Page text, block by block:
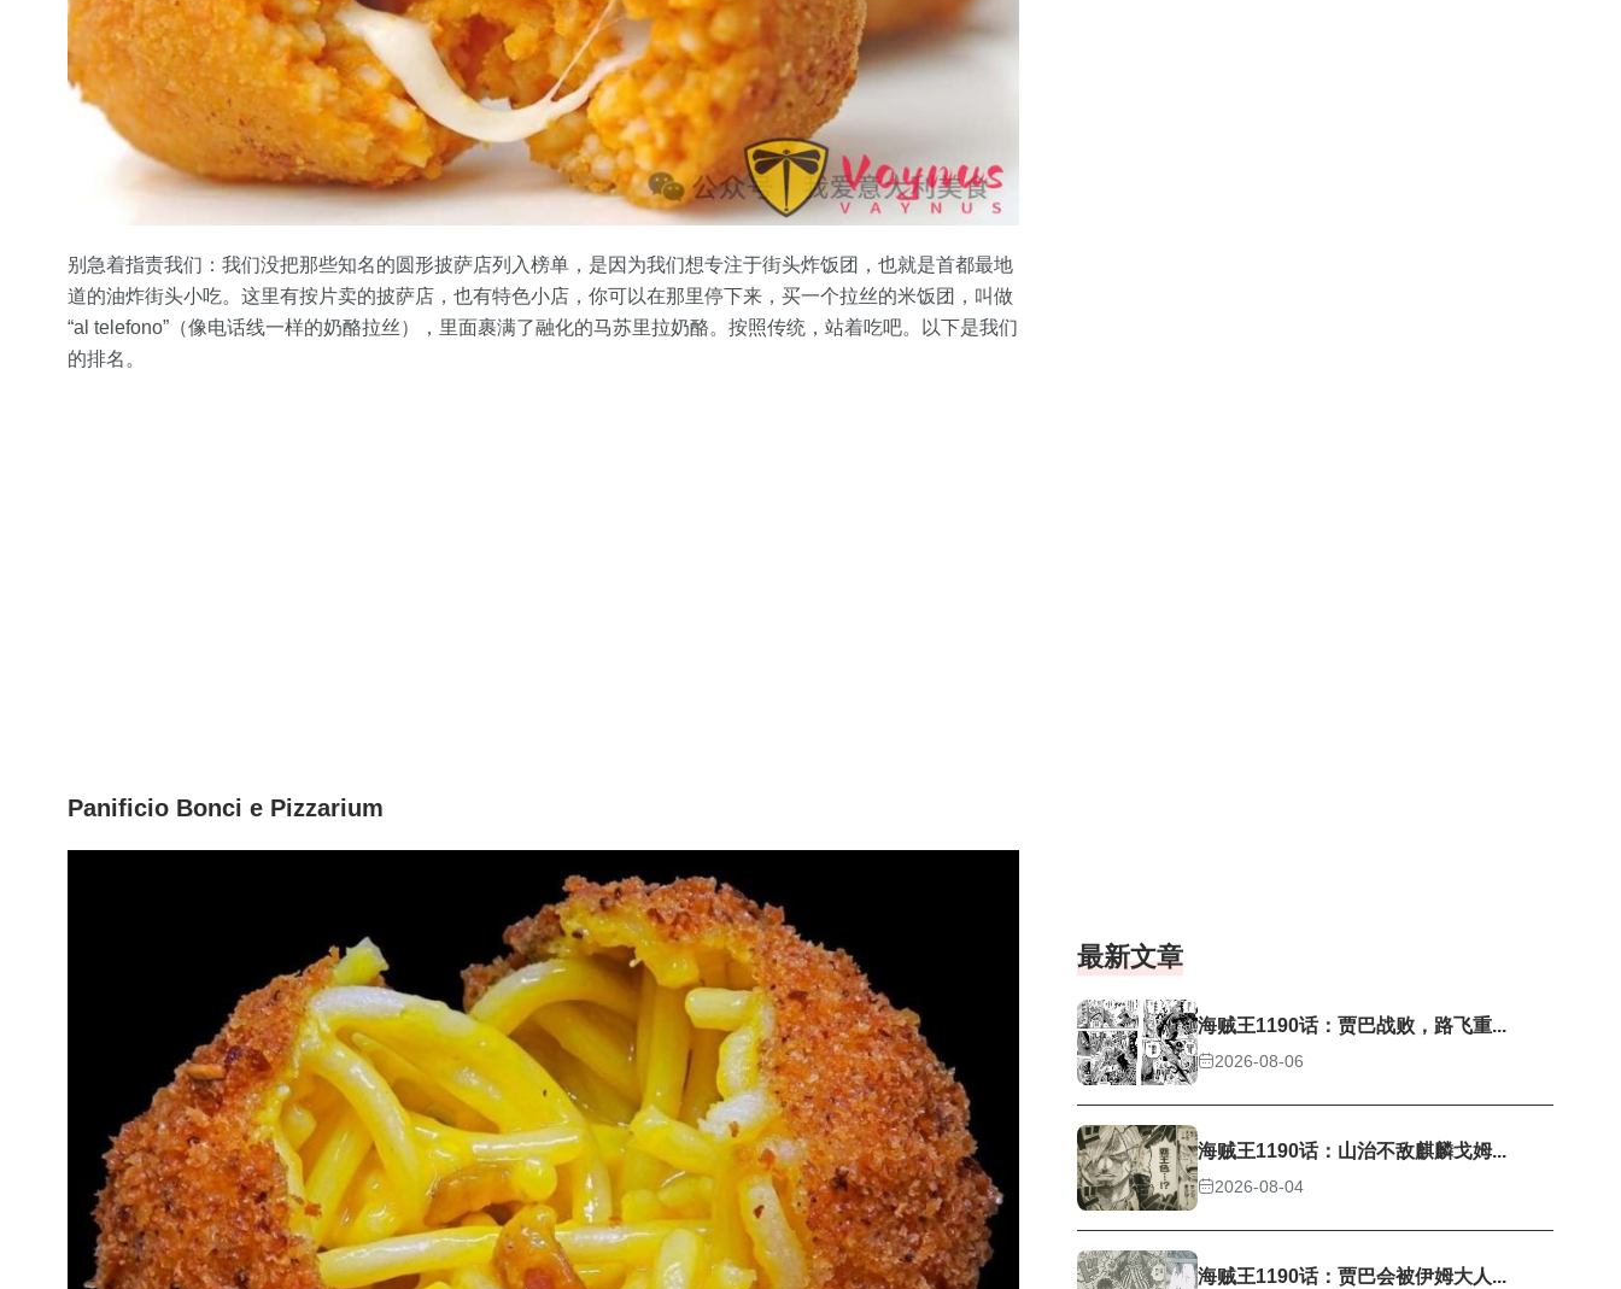
别急着指责我们：我们没把那些知名的圆形披萨店列入榜单，是因为我们想专注于街头炸饭团，也就是首都最地
道的油炸街头小吃。这里有按片卖的披萨店，也有特色小店，你可以在那里停下来，买一个拉丝的米饭团，叫做
“al telefono”（像电话线一样的奶酪拉丝），里面裹满了融化的马苏里拉奶酪。按照传统，站着吃吧。以下是我们
的排名。
Panificio Bonci e Pizzarium
最新文章
海贼王1190话：贾巴战败，路飞重...
2026-08-06
海贼王1190话：山治不敌麒麟戈姆...
2026-08-04
海贼王1190话：贾巴会被伊姆大人...